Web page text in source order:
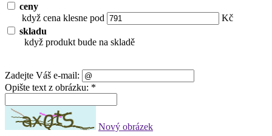
ceny
když cena klesne pod
Kč
skladu
když produkt bude na skladě
Zadejte Váš e-mail:
Opište text z obrázku: *
Nový obrázek